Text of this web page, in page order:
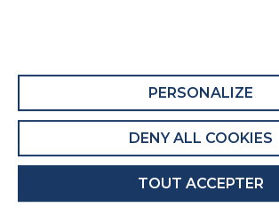
PERSONALIZE
DENY ALL COOKIES
TOUT ACCEPTER